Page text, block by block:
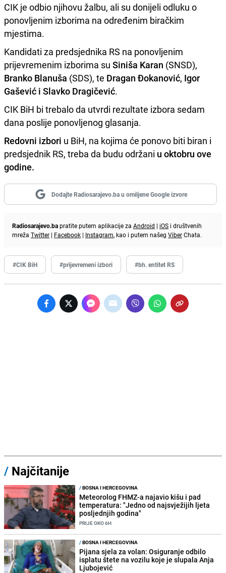
CIK je odbio njihovu žalbu, ali su donijeli odluku o
ponovljenim izborima na određenim biračkim
mjestima.
Kandidati za predsjednika RS na ponovljenim
prijevremenim izborima su Siniša Karan (SNSD),
Branko Blanuša (SDS), te Dragan Đokanović, Igor
Gašević i Slavko Dragičević.
CIK BiH bi trebalo da utvrdi rezultate izbora sedam
dana poslije ponovljenog glasanja.
Redovni izbori u BiH, na kojima će ponovo biti biran i
predsjednik RS, treba da budu održani u oktobru ove
godine.
Dodajte Radiosarajevo.ba u omiljene Google izvore
Radiosarajevo.bapratite putem aplikacije za Android | iOS i društvenih
mreža Twitter | Facebook | Instagram, kao i putem našeg ViberChata.
#CIK BiH #prijevremeni izbori #bh. entitet RS
/ Najčitanije
/BOSNA I HERCEGOVINA
Meteorolog FHMZ-a najavio kišu i pad
temperatura: "Jedno od najsvježijih ljeta
posljednjih godina"
PRIJE OKO 6H
/BOSNA I HERCEGOVINA
Pijana sjela za volan: Osiguranje odbilo
isplatu štete na vozilu koje je slupala Anja
Ljubojević